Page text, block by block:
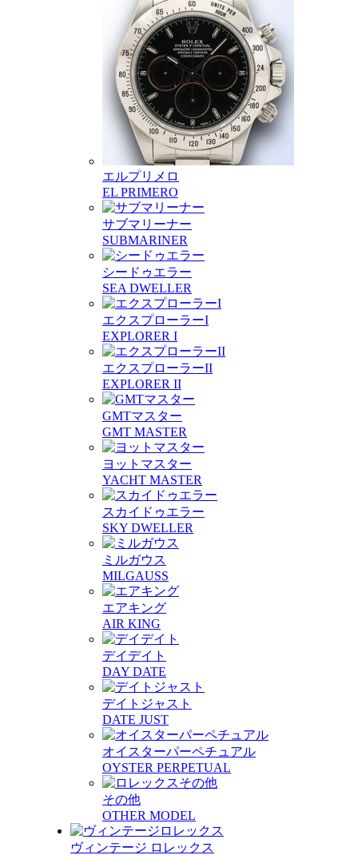
エルプリメロ
EL PRIMERO
サブマリーナー
SUBMARINER
シードゥエラー
SEA DWELLER
エクスプローラーI
EXPLORER I
エクスプローラーII
EXPLORER II
GMTマスター
GMT MASTER
ヨットマスター
YACHT MASTER
スカイドゥエラー
SKY DWELLER
ミルガウス
MILGAUSS
エアキング
AIR KING
デイデイト
DAY DATE
デイトジャスト
DATE JUST
オイスターパーペチュアル
OYSTER PERPETUAL
その他
OTHER MODEL
ヴィンテージ ロレックス